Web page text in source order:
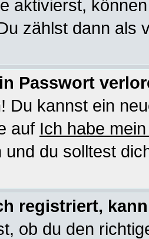
aktivierst,
zählst dann als
Passwort
Du kannst ein
auf Ich habe
und du solltest
registriert,
ob du den